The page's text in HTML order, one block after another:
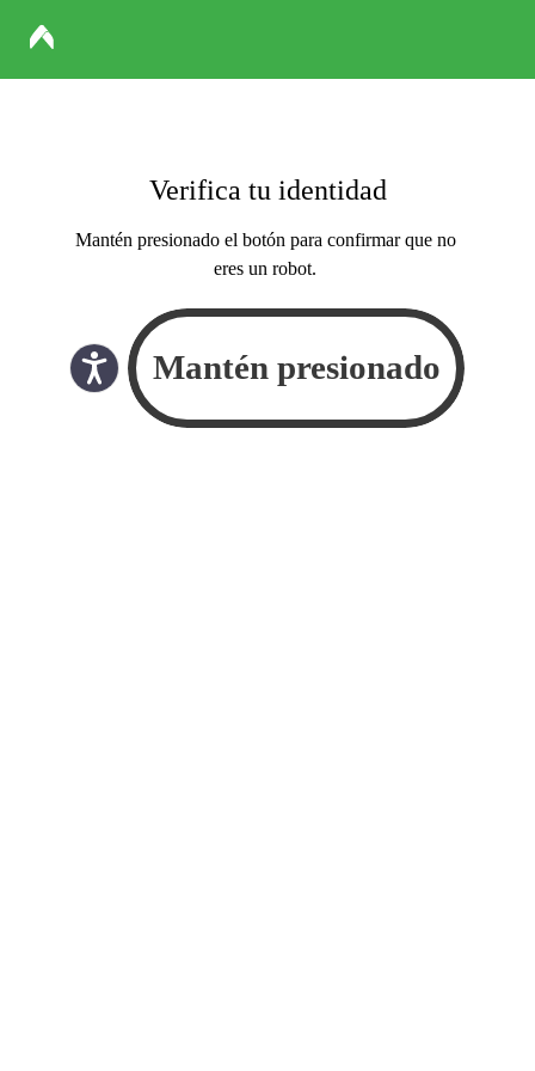
Verifica tu identidad
Mantén presionado el botón para confirmar que no
eres un robot.